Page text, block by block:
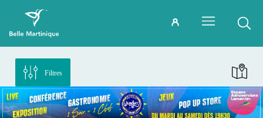
Filtres